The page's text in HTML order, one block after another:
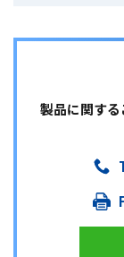
製品に関す